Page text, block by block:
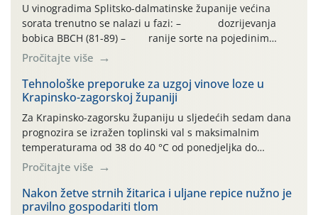
U vinogradima Splitsko-dalmatinske županije većina
sorata trenutno se nalazi u fazi: – dozrijevanja
bobica BBCH (81-89) – ranije sorte na pojedinim
lokalitetima već su dozrele te su spremne za berbu Zbog
visokih temperatura i dugotrajnog izostanka oborina
razvoj vinove loze odvija se uredno, a zdravstveno stanje
većine vinograda je dobro. Srednje dnevne temperature
zraka […]
Pročitajte više
Tehnološke preporuke za uzgoj vinove loze u
Krapinsko-zagorskoj županiji
Za Krapinsko-zagorsku županiju u sljedećih sedam dana
prognozira se izražen toplinski val s maksimalnim
temperaturama od 38 do 40 °C od ponedjeljka do
četvrtka, uz povećan rizik od toplinskog stresa za vinovu
lozu. U petak i subotu očekuje se osvježenje uz
mogućnost lokalnih grmljavinskih pljuskova. Za regiju
izdano je i crveno upozorenje na ekstremno visoke […]
Pročitajte više
Nakon žetve strnih žitarica i uljane repice nužno je
pravilno gospodariti tlom